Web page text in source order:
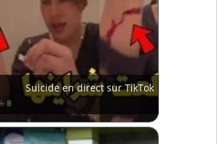
Suicide en direct sur TikTok